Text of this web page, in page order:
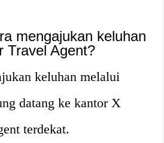
mengajukan keluhan
Travel Agent?
keluhan melalui
datang ke kantor X
terdekat.